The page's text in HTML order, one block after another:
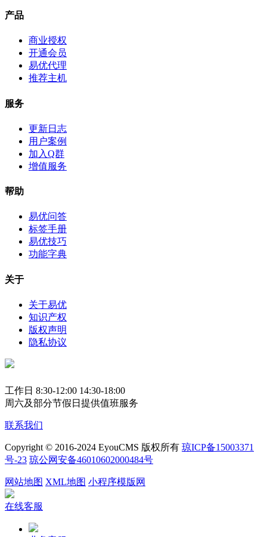
产品
商业授权
开通会员
易优代理
推荐主机
服务
更新日志
用户案例
加入Q群
增值服务
帮助
易优问答
标签手册
易优技巧
功能字典
关于
关于易优
知识产权
版权声明
隐私协议
工作日 8:30-12:00 14:30-18:00
周六及部分节假日提供值班服务
联系我们
Copyright © 2016-2024 EyouCMS 版权所有 琼ICP备15003371
号-23 琼公网安备46010602000484号
网站地图 XML地图 小程序模版网
在线客服